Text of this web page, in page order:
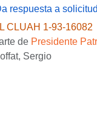
respuesta a
CLUAH 1-93-16082
de Presidente
Sergio